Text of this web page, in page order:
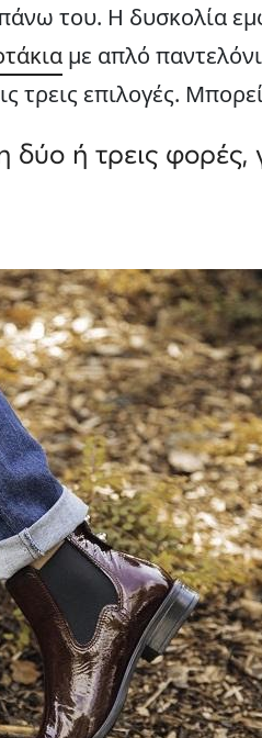
του. Η δυσκολία
με απλό
τρεις επιλογές.
δύο ή τρεις φορές,